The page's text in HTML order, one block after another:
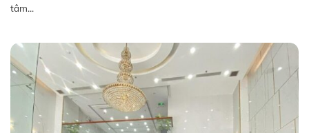
tâm...